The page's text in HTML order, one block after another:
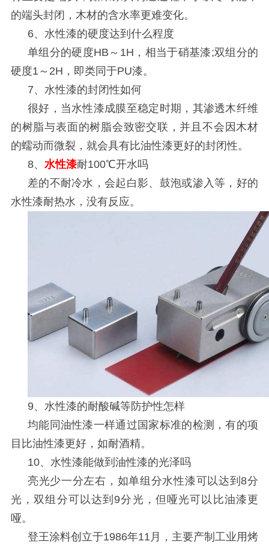
的端头封闭，木材的含水率更难变化。
6、水性漆的硬度达到什么程度
单组分的硬度HB ～ 1H ，相当于硝基漆;双组分的
硬度1～ 2H ，即类同于PU漆。
7、水性漆的封闭性如何
很好，当水性漆成膜至稳定时期，其渗透木纤维
的树脂与表面的树脂会致密交联，并且不会因木材
的蠕动而微裂，就会具有比油性漆更好的封闭性。
8、 水性漆耐100℃开水吗
差的不耐冷水，会起白影、鼓泡或渗入等，好的
水性漆耐热水，没有反应。
9、水性漆的耐酸碱等防护性怎样
均能同油性漆一样通过国家标准的检测，有的项
目比油性漆更好，如耐酒精。
10、水性漆能做到油性漆的光泽吗
亮光少一分左右，如单组分水性漆可以达到8分
光，双组分可以达到 9分光，但哑光可以比油漆更
哑。
登王涂料创立于1986年11月，主要产制工业用烤